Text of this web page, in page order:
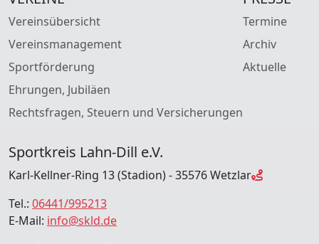
Vereinsübersicht
Vereinsmanagement
Sportförderung
Ehrungen, Jubiläen
Rechtsfragen, Steuern und Versicherungen
Termine
Archiv
Aktuelle
Sportkreis Lahn-Dill e.V.
Karl-Kellner-Ring 13 (Stadion) - 35576 Wetzlar
Tel.: 06441/995213
E-Mail: info@skld.de